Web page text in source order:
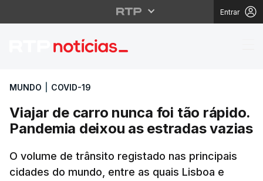
Entrar
Viajar de carro nunca
MUNDO COVID-19
Viajar de carro nunca foi tão rápido.
Pandemia deixou as estradas vazias
O volume de trânsito registado nas principais
cidades do mundo, entre as quais Lisboa e